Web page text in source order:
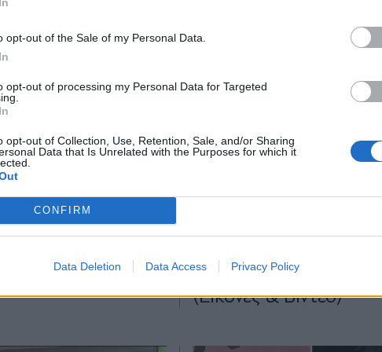
opt-out of the Sale of my Personal Data.
opt-out of processing my Personal Data for Targeted
opt-out of Collection, Use, Retention, Sale, and/or Sharing
Data that Is Unrelated with the Purposes for which it
CONFIRM
Data Deletion Data Access Privacy Policy
NEWSROOM
Παπαγεωργίου
της
για
Χριστοπούλου
PARAPOLITIKA NEWSROOM
Μπέττυ Μαγγίρα στην
Γαβαλά και Μπράτη
(Εικόνες & Βίντεο)
Αποδέχομαι τουςόρους χρήσης